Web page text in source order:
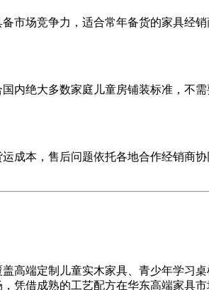
场竞争力，适合常年备货的家具经销
绝大多数家庭儿童房铺装标准，不需
本，售后问题依托各地合作经销商协
端定制儿童实木家具、青少年学习桌
凭借成熟的工艺配方在华东高端家具市